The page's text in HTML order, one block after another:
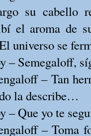
su cabello
el aroma de
universo se
– Semegaloff,
– Tan
la describe…
– Que yo te
– Toma